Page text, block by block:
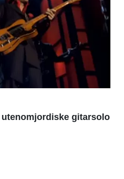
gitarsolo